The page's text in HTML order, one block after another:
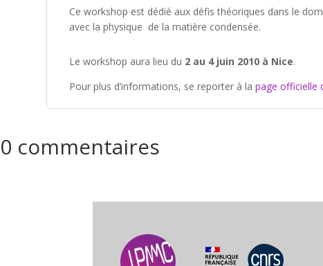
Ce workshop est dédié aux défis théoriques dans le
avec la physique de la matière condensée.
Le workshop aura lieu du 2 au 4 juin 2010 à Nice.
Pour plus d’informations, se reporter à lapage officielle
0 commentaires